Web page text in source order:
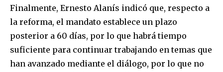
Finalmente, Ernesto Alanís indicó que, respecto a
la reforma, el mandato establece un plazo
posterior a 60 días, por lo que habrá tiempo
suficiente para continuar trabajando en temas que
han avanzado mediante el diálogo, por lo que no